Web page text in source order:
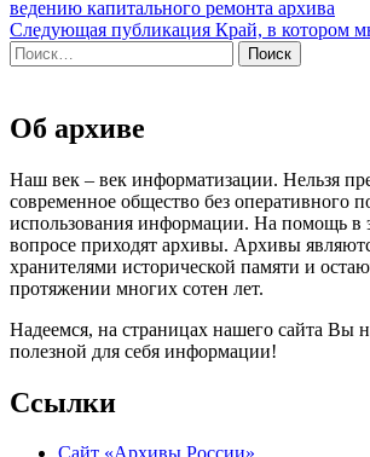
по
записям
ведению капитального ремонта архива
Следующая публикация Край, в котором
Найти:
Об архиве
Наш век – век информатизации. Нельзя
современное общество без оперативного
использования информации. На помощь в
вопросе приходят архивы. Архивы
хранителями исторической памяти и
протяжении многих сотен лет.
Надеемся, на страницах нашего сайта Вы
полезной для себя информации!
Ссылки